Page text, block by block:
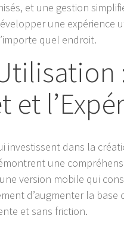
et une gestion
une expérience
quel endroit.
et
investissent dans la
une
version mobile qui
d’augmenter la base
et sans friction.